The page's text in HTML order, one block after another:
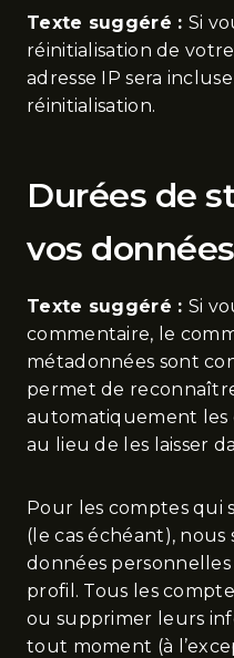
Texte suggéré : Si
réinitialisation de
adresse IP sera
réinitialisation.
Durées de
vos données
Texte suggéré : Si
commentaire, le
métadonnées sont
permet de
automatiquement les
au lieu de les laisser
Pour les comptes qui
(le cas échéant),
données
profil. Tous les
ou supprimer leurs
tout moment (à